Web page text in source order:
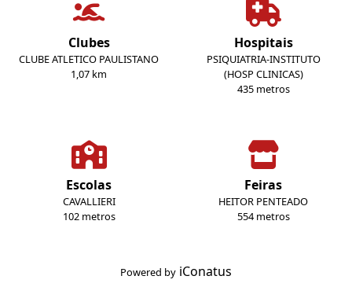
Clubes
CLUBE ATLETICO PAULISTANO
1,07 km
Hospitais
PSIQUIATRIA-INSTITUTO
(HOSP CLINICAS)
435 metros
Escolas
CAVALLIERI
102 metros
Feiras
HEITOR PENTEADO
554 metros
Powered by iConatus